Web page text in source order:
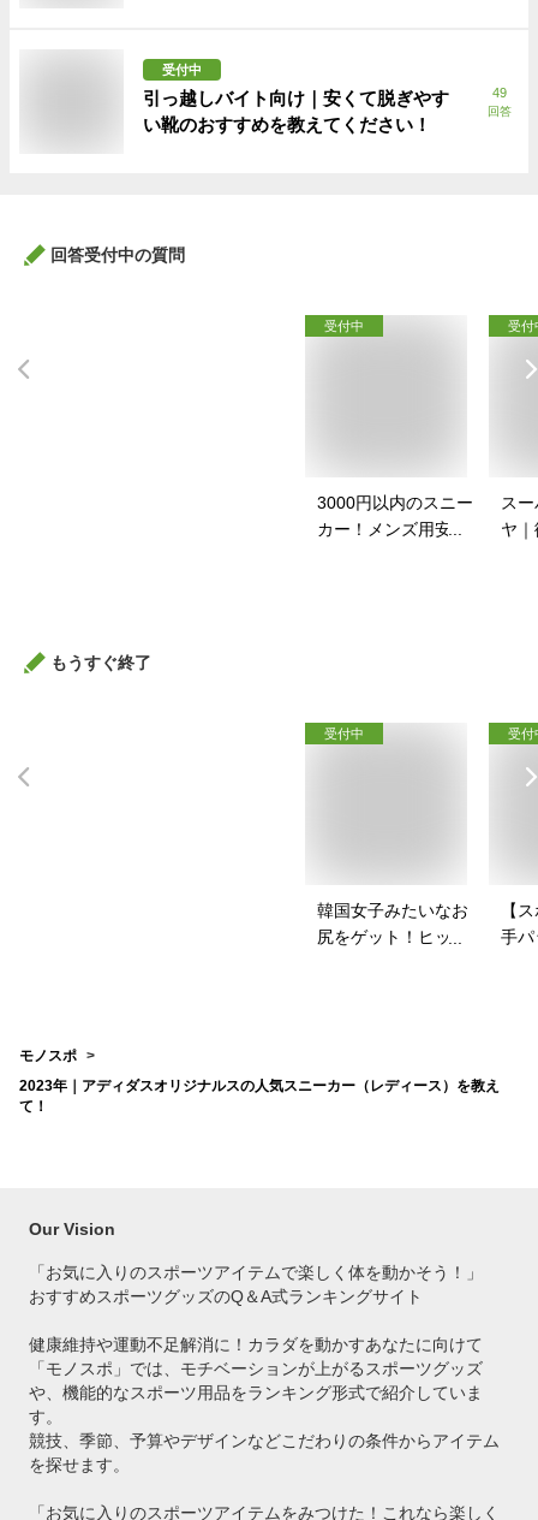
受付中
引っ越しバイト向け｜安くて脱ぎやす
い靴のおすすめを教えてください！
49
回答
回答受付中の質問
受付中
3000円以内のスニー
カー！メンズ用安い
受付
ス
ヤ
もうすぐ終了
受付中
韓国女子みたいなお
尻をゲット！ヒップ
受付
【
手パ
モノスポ
2023年｜アディダスオリジナルスの人気スニーカー（レディース）を教え
て！
Our Vision
「お気に入りのスポーツアイテムで楽しく体を動かそう！」
おすすめスポーツグッズのQ＆A式ランキングサイト
健康維持や運動不足解消に！カラダを動かすあなたに向けて
「モノスポ」では、モチベーションが上がるスポーツグッズ
や、機能的なスポーツ用品をランキング形式で紹介していま
す。
競技、季節、予算やデザインなどこだわりの条件からアイテム
を探せます。
「お気に入りのスポーツアイテムをみつけた！これなら楽しく